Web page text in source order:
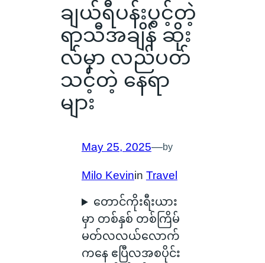
ချယ်ရီပန်းပွင့်တဲ့
ရာသီအချိန် ဆိုး
လ်မှာ လည်ပတ်
သင့်တဲ့ ‌နေရာ
များ
May 25, 2025—by
Milo Kevinin Travel
တောင်ကိုးရီးယား
မှာ တစ်နှစ် တစ်ကြိမ်
မတ်လလယ်လောက်
ကနေ ဧပြီလအစပိုင်း